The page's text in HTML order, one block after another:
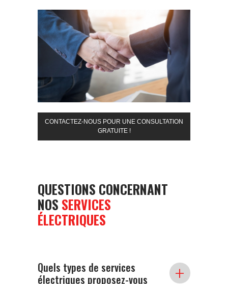
CONTACTEZ-NOUS POUR UNE CONSULTATION
GRATUITE !
QUESTIONS CONCERNANT
NOS SERVICES
ÉLECTRIQUES
+
Quels types de services
électriques proposez-vous